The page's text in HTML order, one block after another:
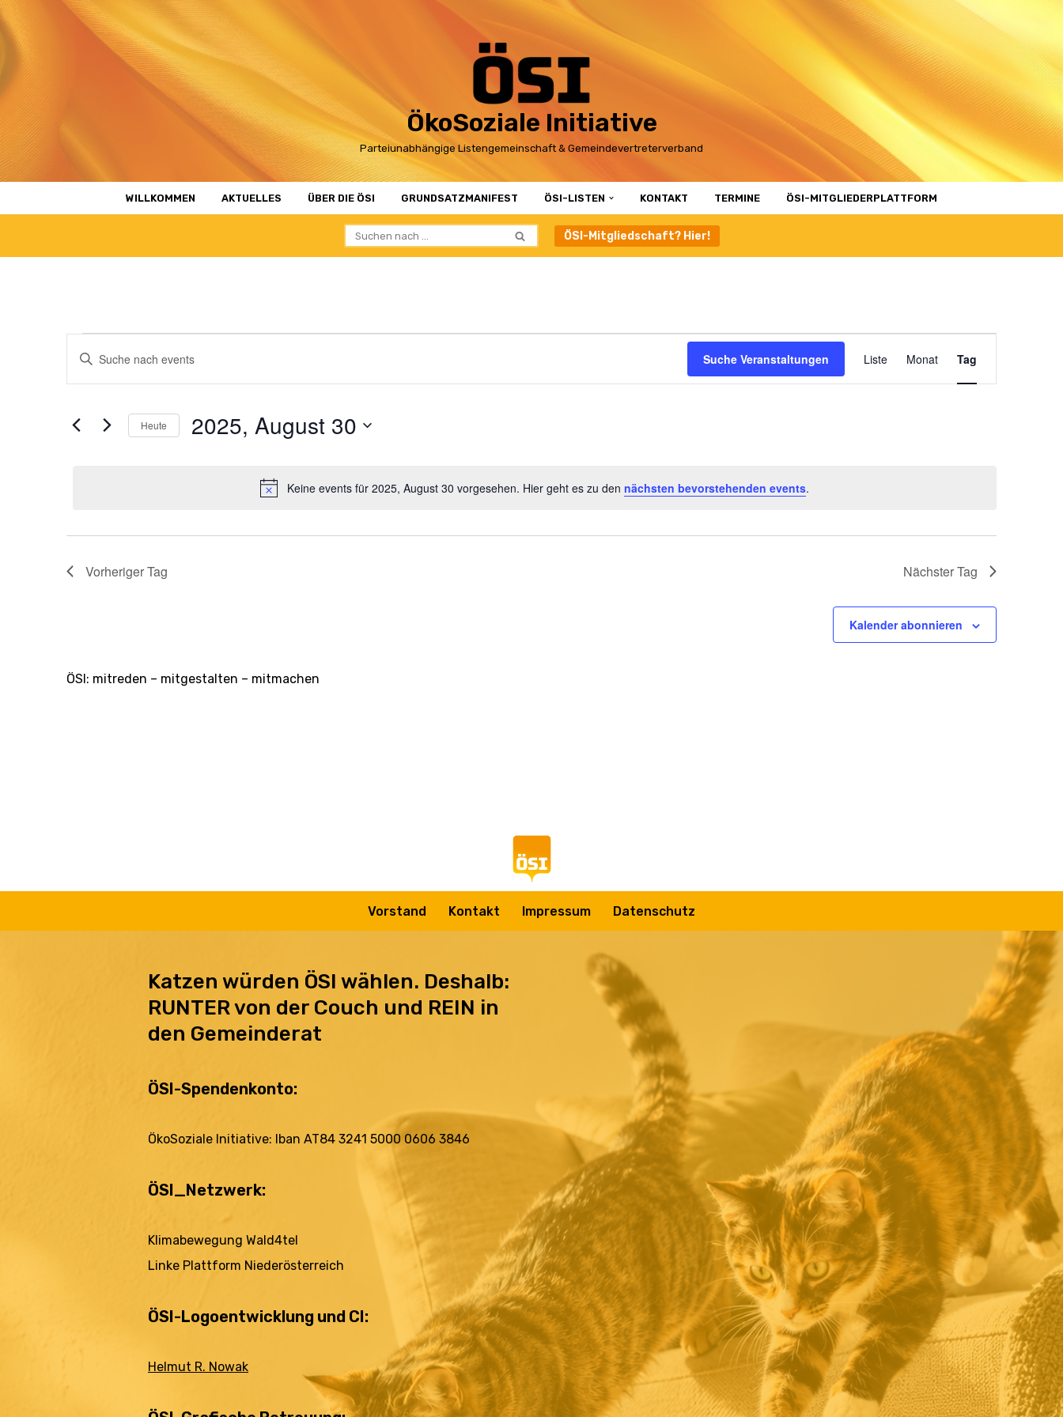
Zum
ÖkoSoziale Initiative
Parteiunabhängige Listengemeinschaft & Gemeindevertreterverband
WILLKOMMEN AKTUELLES ÜBER DIE ÖSI GRUNDSATZMANIFEST ÖSI-LISTEN KONTAKT TERMINE ÖSI-MITGLIEDERPLATTFORM
ÖSI-Mitgliedschaft? Hier!
Notice
Keine events für 2025, August 30 vorgesehen. Hier geht es zu den nächsten bevorstehenden events.
Veranstaltungen
Suche
Ansichten,
Bitte
Schlüsselwort
eingeben.
nach
Veranstaltungen
Suche Veranstaltungen
Veranstaltung
Navigation
Liste Monat Tag
Heute 2025, August 30
Vorheriger Tag Nächster Tag
Kalender abonnieren
ÖSI: mitreden – mitgestalten – mitmachen
Vorstand Kontakt Impressum Datenschutz
Katzen würden ÖSI wählen. Deshalb:
RUNTER von der Couch und REIN in
den Gemeinderat
ÖSI-Spendenkonto:
ÖkoSoziale Initiative: Iban AT84 3241 5000 0606 3846
ÖSI_Netzwerk:
Klimabewegung Wald4tel
Linke Plattform Niederösterreich
ÖSI-Logoentwicklung und CI:
Helmut R. Nowak